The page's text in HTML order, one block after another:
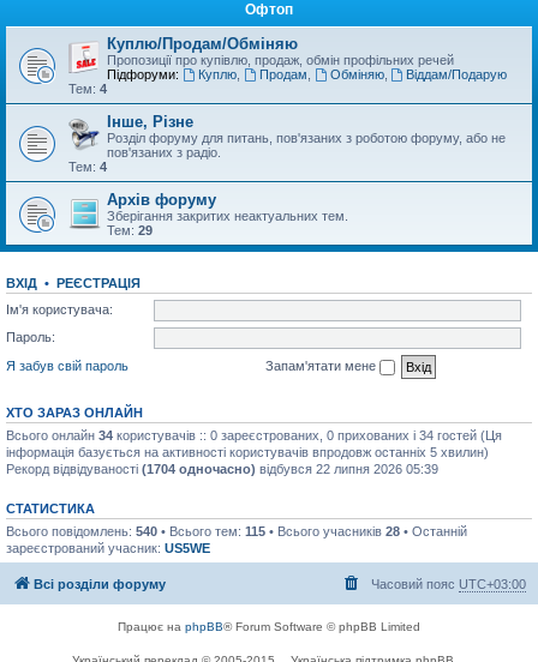
Офтоп
Куплю/Продам/Обміняю
Пропозиції про купівлю, продаж, обмін профільних речей
Підфоруми:
Куплю, Продам Обміняю,
Віддам/Подарую
Тем: 4
Інше, Різне
Розділ форуму для питань, пов'язаних з роботою форуму, або не
пов'язаних з радіо.
Тем: 4
Архів форуму
Зберігання закритих неактуальних тем.
Тем: 29
ВХІД • РЕЄСТРАЦІЯ
Ім'я користувача:
Пароль:
Я забув свій пароль
Запам'ятати мене
ХТО ЗАРАЗ ОНЛАЙН
Всього онлайн 34 користувачів :: 0 зареєстрованих, 0 прихованих і 34 гостей (Ця
інформація базується на активності користувачів впродовж останніх 5 хвилин)
Рекорд відвідуваності (1704 одночасно) відбувся 22 липня 2026 05:39
СТАТИСТИКА
Всього повідомлень: 540 • Всього тем: 115 • Всього учасників 28 • Останній
зареєстрований учасник: US5WE
Всі розділи форуму Часовий пояс UTC+03:00
Працює на phpBB® Forum Software © phpBB Limited